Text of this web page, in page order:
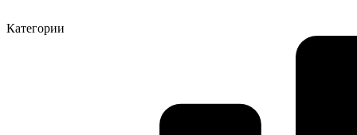
Категории